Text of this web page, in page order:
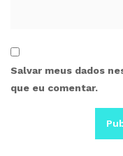
Salvar meus dados
que eu comentar.